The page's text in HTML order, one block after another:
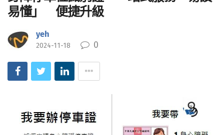
易懂」 便捷升級
yeh
2024-11-18 0